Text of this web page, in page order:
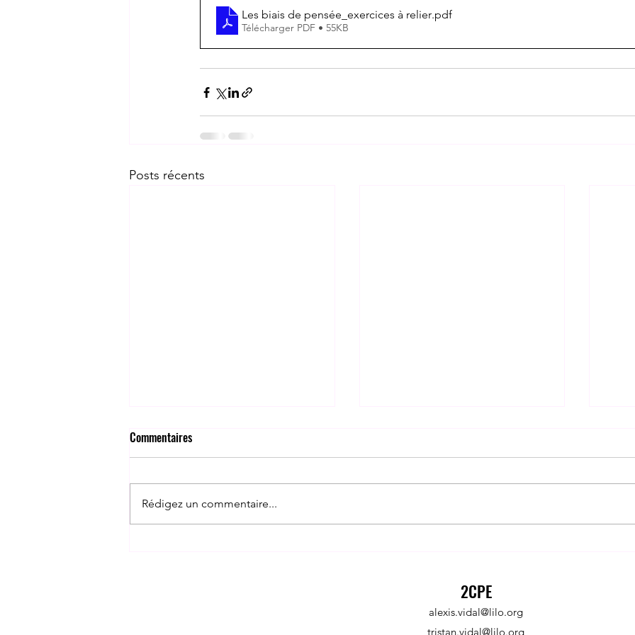
Les biais de pensée_exercices à relier.pdf
Télécharger PDF • 55KB
Posts récents
Commentaires
Rédigez un commentaire...
2CPE
alexis.vidal@lilo.org
tristan.vidal@lilo.org